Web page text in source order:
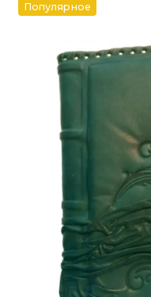
Популярное